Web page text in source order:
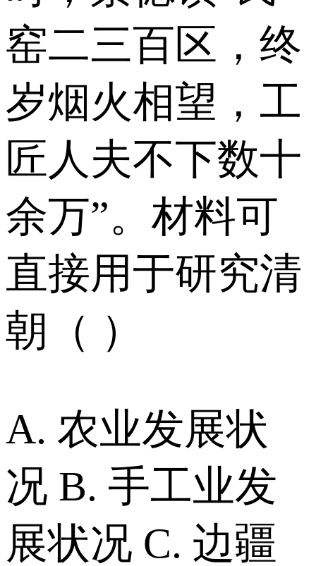
窑二三百区，终
岁烟火相望，工
匠人夫不下数十
余万”。材料可
直接用于研究清
朝（ ）
A. 农业发展状
况 B. 手工业发
展状况 C. 边疆